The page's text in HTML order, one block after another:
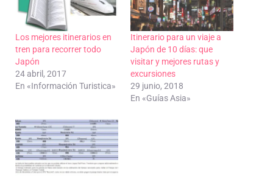
Los mejores itinerarios en
tren para recorrer todo
Japón
24 abril, 2017
En «Información Turistica»
Itinerario para un viaje a
Japón de 10 días: que
visitar y mejores rutas y
excursiones
29 junio, 2018
En «Guías Asia»